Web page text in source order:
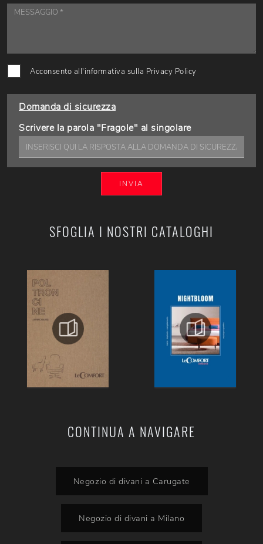
SFOGLIA I NOSTRI CATALOGHI
CONTINUA A NAVIGARE
Negozio di divani a Carugate
Negozio di divani a Milano
Acconsento all'informativa sulla Privacy Policy
Domanda di sicurezza
Scrivere la parola "Fragole" al singolare
INVIA